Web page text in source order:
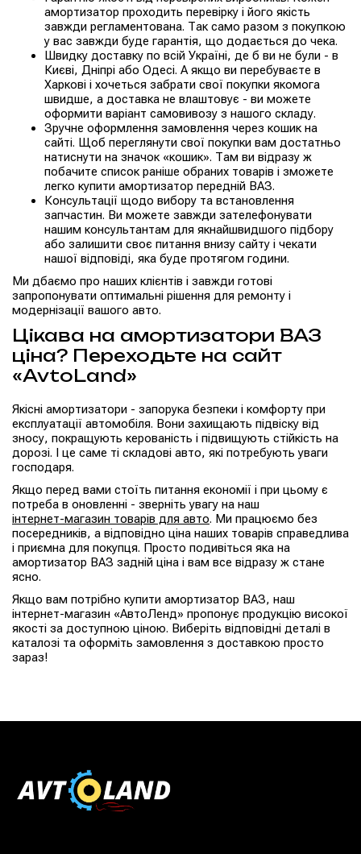
амортизатор проходить перевірку і його якість
завжди регламентована. Так само разом з покупкою
у вас завжди буде гарантія, що додається до чека.
Швидку доставку по всій Україні, де б ви не були - в
Києві, Дніпрі або Одесі. А якщо ви перебуваєте в
Харкові і хочеться забрати свої покупки якомога
швидше, а доставка не влаштовує - ви можете
оформити варіант самовивозу з нашого складу.
Зручне оформлення замовлення через кошик на
сайті. Щоб переглянути свої покупки вам достатньо
натиснути на значок «кошик». Там ви відразу ж
побачите список раніше обраних товарів і зможете
легко купити амортизатор передній ВАЗ.
Консультації щодо вибору та встановлення
запчастин. Ви можете завжди зателефонувати
нашим консультантам для якнайшвидшого підбору
або залишити своє питання внизу сайту і чекати
нашої відповіді, яка буде протягом години.
Ми дбаємо про наших клієнтів і завжди готові
запропонувати оптимальні рішення для ремонту і
модернізації вашого авто.
Цікава на амортизатори ВАЗ
ціна? Переходьте на сайт
«AvtoLand»
Якісні амортизатори - запорука безпеки і комфорту при
експлуатації автомобіля. Вони захищають підвіску від
зносу, покращують керованість і підвищують стійкість на
дорозі. І це саме ті складові авто, які потребують уваги
господаря.
Якщо перед вами стоїть питання економії і при цьому є
потреба в оновленні - зверніть увагу на наш
інтернет-магазин товарів для авто. Ми працюємо без
посередників, а відповідно ціна наших товарів справедлива
і приємна для покупця. Просто подивіться яка на
амортизатор ВАЗ задній ціна і вам все відразу ж стане
ясно.
Якщо вам потрібно купити амортизатор ВАЗ, наш
інтернет-магазин «АвтоЛенд» пропонує продукцію високої
якості за доступною ціною. Виберіть відповідні деталі в
каталозі та оформіть замовлення з доставкою просто
зараз!